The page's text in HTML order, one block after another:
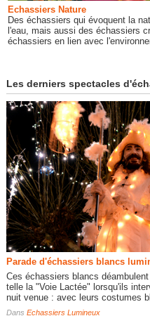
Echassiers Nature
Des échassiers qui évoquent la
l'eau, mais aussi des échassiers
échassiers en lien avec
Les derniers spectacles
Parade d'échassiers blancs
Ces échassiers blancs
telle la "Voie Lactée" lorsqu'ils
nuit venue : avec leurs costumes
Dans Echassiers Lumineux